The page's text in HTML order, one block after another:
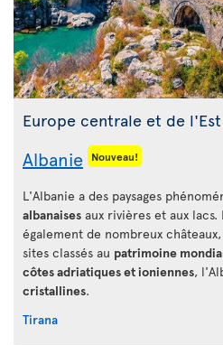
Europe centrale et de l'Est
Albanie Nouveau!
L'Albanie a des paysages
albanaises aux rivières et aux
également de nombreux
sites classés au patrimoine
côtes adriatiques et ioniennes,
cristallines.
Tirana